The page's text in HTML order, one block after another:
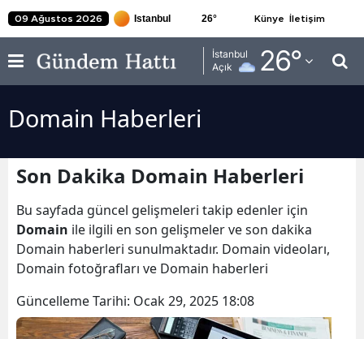
09 Ağustos 2026 26° Künye İletişim
İstanbul
Açık
26°
Adana
Adıyaman
Amasya
Ankara
Antalya
Aydın
Domain Haberleri
Son Dakika Domain Haberleri
Bu sayfada güncel gelişmeleri takip edenler için
Domain ile ilgili en son gelişmeler ve son dakika
Domain haberleri sunulmaktadır. Domain videoları,
Domain fotoğrafları ve Domain haberleri
Güncelleme Tarihi: Ocak 29, 2025 18:08